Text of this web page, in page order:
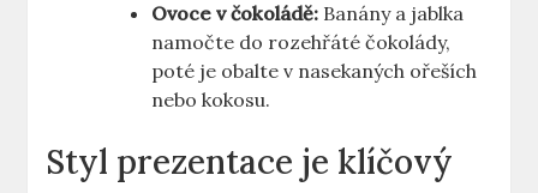
Ovoce v čokoládě: Banány a jablka
namočte do rozehřáté čokolády,
poté je obalte v nasekaných ořeších
nebo kokosu.
Styl prezentace je klíčový